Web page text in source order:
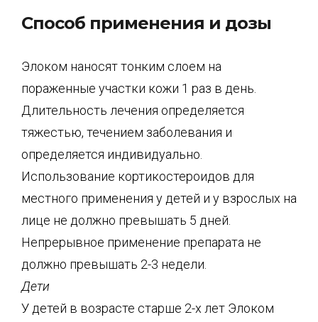
Способ применения и дозы
Элоком наносят тонким слоем на
пораженные участки кожи 1 раз в день.
Длительность лечения определяется
тяжестью, течением заболевания и
определяется индивидуально.
Использование кортикостероидов для
местного применения у детей и у взрослых на
лице не должно превышать 5 дней.
Непрерывное применение препарата не
должно превышать 2-3 недели.
Дети
У детей в возрасте старше 2-х лет Элоком